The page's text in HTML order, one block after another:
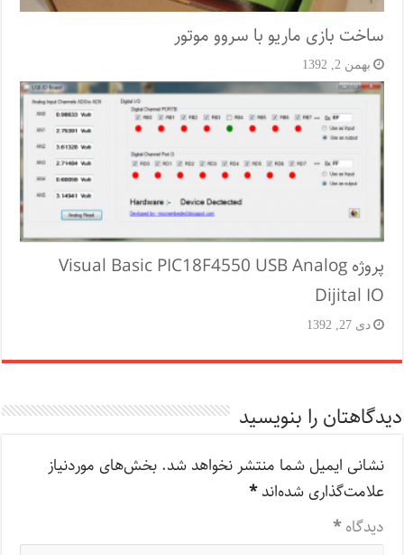
ساخت بازی ماریو با سروو موتور
بهمن 2, 1392
پروژه Visual Basic PIC18F4550 USB Analog
Dijital IO
دی 27, 1392
دیدگاهتان را بنویسید
نشانی ایمیل شما منتشر نخواهد شد. بخش‌های موردنیاز
علامت‌گذاری شده‌اند*
دیدگاه*